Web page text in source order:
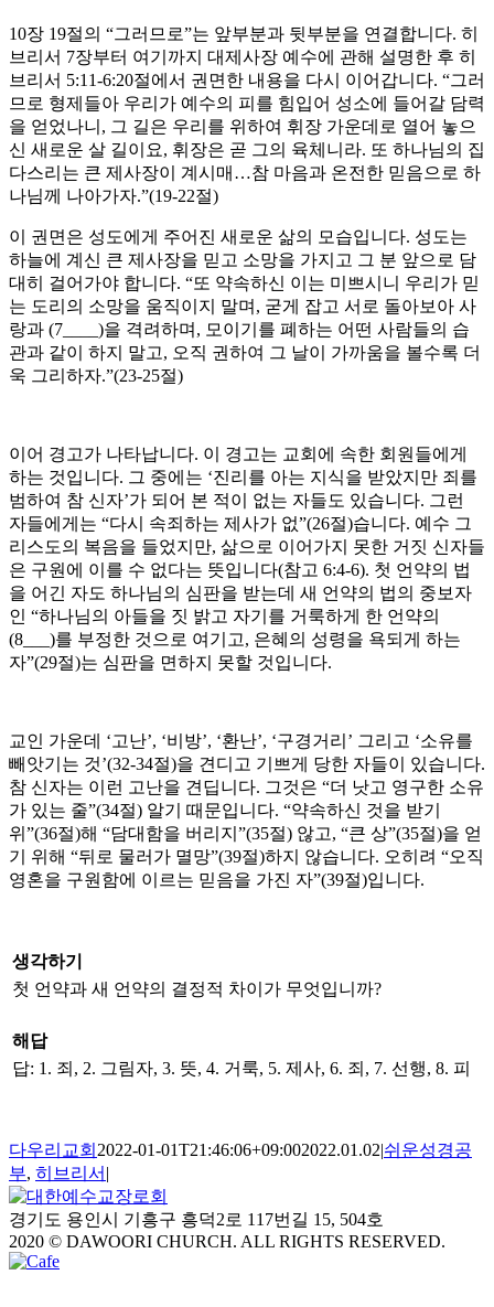
10장 19절의 “그러므로”는 앞부분과 뒷부분을 연결합니다. 히
브리서 7장부터 여기까지 대제사장 예수에 관해 설명한 후 히
브리서 5:11-6:20절에서 권면한 내용을 다시 이어갑니다. “그러
므로 형제들아 우리가 예수의 피를 힘입어 성소에 들어갈 담력
을 얻었나니, 그 길은 우리를 위하여 휘장 가운데로 열어 놓으
신 새로운 살 길이요, 휘장은 곧 그의 육체니라. 또 하나님의 집
다스리는 큰 제사장이 계시매…참 마음과 온전한 믿음으로 하
나님께 나아가자.”(19-22절)
이 권면은 성도에게 주어진 새로운 삶의 모습입니다. 성도는
하늘에 계신 큰 제사장을 믿고 소망을 가지고 그 분 앞으로 담
대히 걸어가야 합니다. “또 약속하신 이는 미쁘시니 우리가 믿
는 도리의 소망을 움직이지 말며, 굳게 잡고 서로 돌아보아 사
랑과 (7____)을 격려하며, 모이기를 폐하는 어떤 사람들의 습
관과 같이 하지 말고, 오직 권하여 그 날이 가까움을 볼수록 더
욱 그리하자.”(23-25절)
이어 경고가 나타납니다. 이 경고는 교회에 속한 회원들에게
하는 것입니다. 그 중에는 ‘진리를 아는 지식을 받았지만 죄를
범하여 참 신자’가 되어 본 적이 없는 자들도 있습니다. 그런
자들에게는 “다시 속죄하는 제사가 없”(26절)습니다. 예수 그
리스도의 복음을 들었지만, 삶으로 이어가지 못한 거짓 신자들
은 구원에 이를 수 없다는 뜻입니다(참고 6:4-6). 첫 언약의 법
을 어긴 자도 하나님의 심판을 받는데 새 언약의 법의 중보자
인 “하나님의 아들을 짓 밝고 자기를 거룩하게 한 언약의
(8___)를 부정한 것으로 여기고, 은혜의 성령을 욕되게 하는
자”(29절)는 심판을 면하지 못할 것입니다.
교인 가운데 ‘고난’, ‘비방’, ‘환난’, ‘구경거리’ 그리고 ‘소유를
빼앗기는 것’(32-34절)을 견디고 기쁘게 당한 자들이 있습니다.
참 신자는 이런 고난을 견딥니다. 그것은 “더 낫고 영구한 소유
가 있는 줄”(34절) 알기 때문입니다. “약속하신 것을 받기
위”(36절)해 “담대함을 버리지”(35절) 않고, “큰 상”(35절)을 얻
기 위해 “뒤로 물러가 멸망”(39절)하지 않습니다. 오히려 “오직
영혼을 구원함에 이르는 믿음을 가진 자”(39절)입니다.
생각하기
첫 언약과 새 언약의 결정적 차이가 무엇입니까?
해답
답: 1. 죄, 2. 그림자, 3. 뜻, 4. 거룩, 5. 제사, 6. 죄, 7. 선행, 8. 피
다우리교회 2022-01-01T21:46:06+09:002022.01.02|쉬운성경공
부, 히브리서 |
경기도 용인시 기흥구 흥덕2로 117번길 15, 504호
2020 © DAWOORI CHURCH. ALL RIGHTS RESERVED.
YouTube
Facebook
Cafe